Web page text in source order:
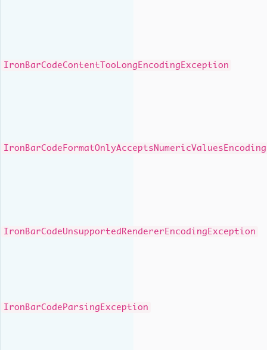
IronBarCodeContentTooLongEncodingException
IronBarCodeUnsupportedRendererEncodingException
IronBarCodeParsingException